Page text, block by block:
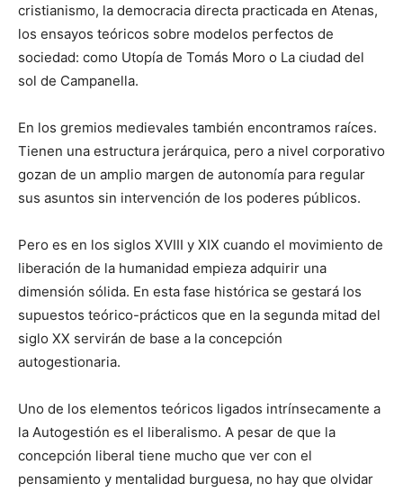
cristianismo, la democracia directa practicada en Atenas,
los ensayos teóricos sobre modelos perfectos de
sociedad: como Utopía de Tomás Moro o La ciudad del
sol de Campanella.
En los gremios medievales también encontramos raíces.
Tienen una estructura jerárquica, pero a nivel corporativo
gozan de un amplio margen de autonomía para regular
sus asuntos sin intervención de los poderes públicos.
Pero es en los siglos XVIII y XIX cuando el movimiento de
liberación de la humanidad empieza adquirir una
dimensión sólida. En esta fase histórica se gestará los
supuestos teórico-prácticos que en la segunda mitad del
siglo XX servirán de base a la concepción
autogestionaria.
Uno de los elementos teóricos ligados intrínsecamente a
la Autogestión es el liberalismo. A pesar de que la
concepción liberal tiene mucho que ver con el
pensamiento y mentalidad burguesa, no hay que olvidar